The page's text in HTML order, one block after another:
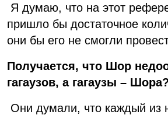
Я думаю, что на этот
пришло бы достаточное
они бы его не смогли
Получается, что Шор
гагаузов, а гагаузы – Шора?
Они думали, что каждый из